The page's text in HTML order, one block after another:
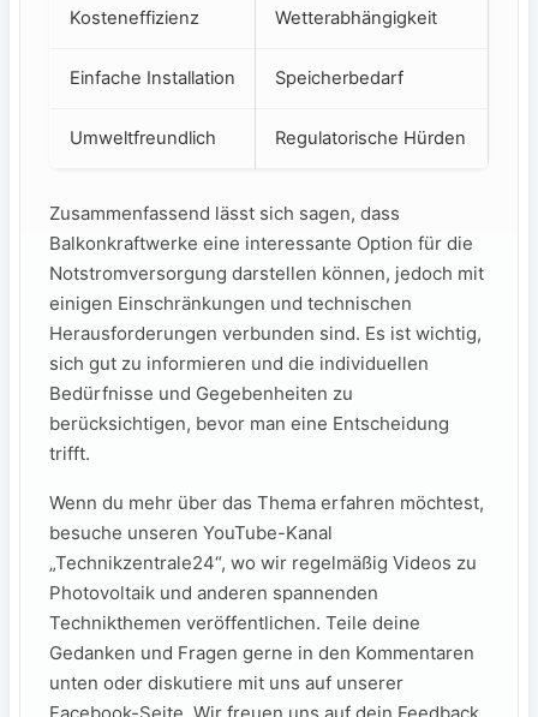
Kosteneffizienz Wetterabhängigkeit
Einfache⁤ Installation Speicherbedarf
Umweltfreundlich Regulatorische Hürden
Zusammenfassend lässt sich sagen, dass
Balkonkraftwerke eine interessante Option‌ für die
Notstromversorgung‍ darstellen‌ können, jedoch mit
einigen Einschränkungen und ‍technischen
Herausforderungen⁢ verbunden sind. Es ist wichtig,
sich gut zu informieren⁢ und die individuellen
Bedürfnisse und Gegebenheiten zu
berücksichtigen, bevor ⁢man eine Entscheidung
trifft.
Wenn du mehr⁤ über das Thema erfahren möchtest,
besuche unseren YouTube-Kanal
„Technikzentrale24“, wo wir regelmäßig‍ Videos zu‍
Photovoltaik und anderen spannenden
Technikthemen veröffentlichen. ⁤Teile‍ deine
⁤Gedanken und Fragen gerne in den Kommentaren
unten oder diskutiere mit uns auf unserer
Facebook-Seite. Wir freuen ⁢uns auf dein Feedback